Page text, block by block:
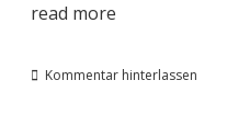
read more
Kommentar hinterlassen